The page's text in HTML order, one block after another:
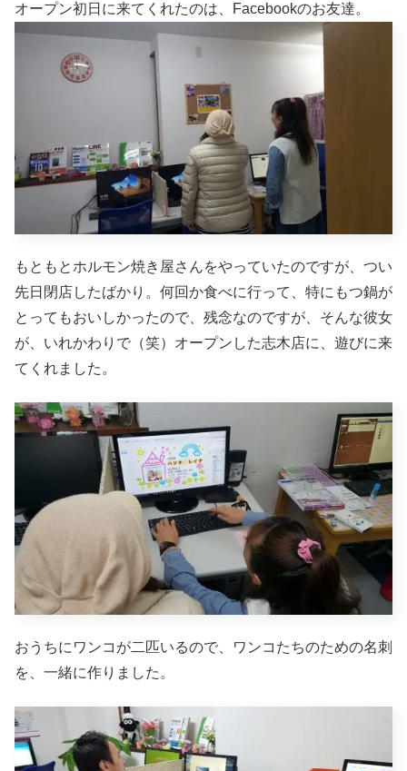
オープン初日に来てくれたのは、Facebookのお友達。
もともとホルモン焼き屋さんをやっていたのですが、つい
先日閉店したばかり。何回か食べに行って、特にもつ鍋が
とってもおいしかったので、残念なのですが、そんな彼女
が、いれかわりで（笑）オープンした志木店に、遊びに来
てくれました。
おうちにワンコが二匹いるので、ワンコたちのための名刺
を、一緒に作りました。